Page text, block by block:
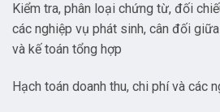
Kiểm tra, phân loại chứng từ, đối
các nghiệp vụ phát sinh, cân đối
và kế toán tổng hợp
Hạch toán doanh thu, chi phí và các